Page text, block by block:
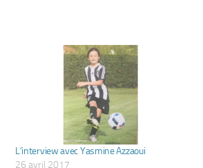
L’interview avec Yasmine Azzaoui
26 avril 2017